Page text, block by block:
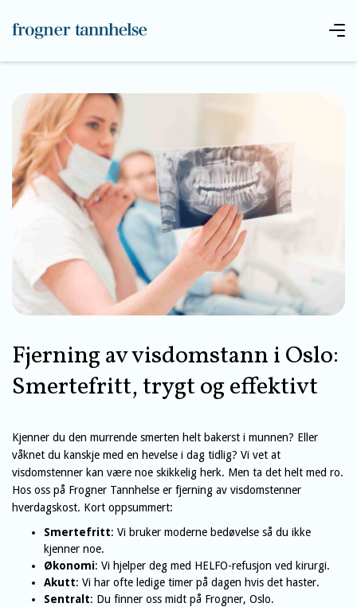
Fjerning av visdomstann i Oslo:
Smertefritt, trygt og effektivt
Kjenner du den murrende smerten helt bakerst i munnen? Eller
våknet du kanskje med en hevelse i dag tidlig? Vi vet at
visdomstenner kan være noe skikkelig herk. Men ta det helt med ro.
Hos oss på Frogner Tannhelse er fjerning av visdomstenner
hverdagskost. Kort oppsummert:
Smertefritt: Vi bruker moderne bedøvelse så du ikke
kjenner noe.
Økonomi: Vi hjelper deg med HELFO-refusjon ved kirurgi.
Akutt: Vi har ofte ledige timer på dagen hvis det haster.
Sentralt: Du finner oss midt på Frogner, Oslo.